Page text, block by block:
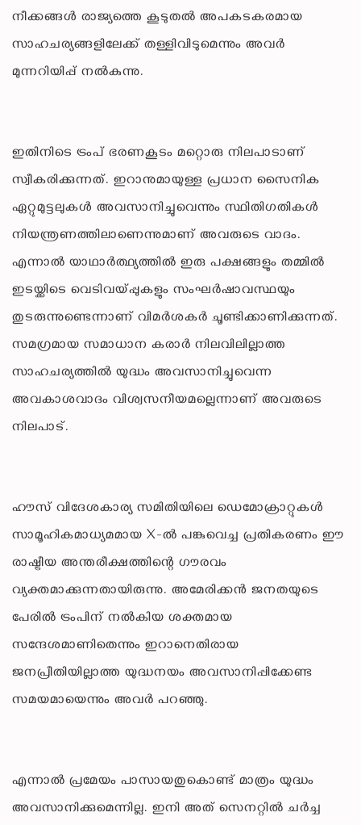
നീക്കങ്ങൾ രാജ്യത്തെ കൂടുതൽ അപകടകരമായ
സാഹചര്യങ്ങളിലേക്ക് തള്ളിവിടുമെന്നും അവർ
മുന്നറിയിപ്പ് നൽകുന്നു.
ഇതിനിടെ ട്രംപ് ഭരണകൂടം മറ്റൊരു നിലപാടാണ്
സ്വീകരിക്കുന്നത്. ഇറാനുമായുള്ള പ്രധാന സൈനിക
ഏറ്റുമുട്ടലുകൾ അവസാനിച്ചുവെന്നും സ്ഥിതിഗതികൾ
നിയന്ത്രണത്തിലാണെന്നുമാണ് അവരുടെ വാദം.
എന്നാൽ യാഥാർത്ഥ്യത്തിൽ ഇരു പക്ഷങ്ങളും തമ്മിൽ
ഇടയ്ക്കിടെ വെടിവയ്പ്പുകളും സംഘർഷാവസ്ഥയും
തുടരുന്നുണ്ടെന്നാണ് വിമർശകർ ചൂണ്ടിക്കാണിക്കുന്നത്.
സമഗ്രമായ സമാധാന കരാർ നിലവിലില്ലാത്ത
സാഹചര്യത്തിൽ യുദ്ധം അവസാനിച്ചുവെന്ന
അവകാശവാദം വിശ്വസനീയമല്ലെന്നാണ് അവരുടെ
നിലപാട്.
ഹൗസ് വിദേശകാര്യ സമിതിയിലെ ഡെമോക്രാറ്റുകൾ
സാമൂഹികമാധ്യമമായ X-ൽ പങ്കുവെച്ച പ്രതികരണം ഈ
രാഷ്ട്രീയ അന്തരീക്ഷത്തിന്റെ ഗൗരവം
വ്യക്തമാക്കുന്നതായിരുന്നു. അമേരിക്കൻ ജനതയുടെ
പേരിൽ ട്രംപിന് നൽകിയ ശക്തമായ
സന്ദേശമാണിതെന്നും ഇറാനെതിരായ
ജനപ്രീതിയില്ലാത്ത യുദ്ധനയം അവസാനിപ്പിക്കേണ്ട
സമയമായെന്നും അവർ പറഞ്ഞു.
എന്നാൽ പ്രമേയം പാസായതുകൊണ്ട് മാത്രം യുദ്ധം
അവസാനിക്കുമെന്നില്ല. ഇനി അത് സെനറ്റിൽ ചർച്ച